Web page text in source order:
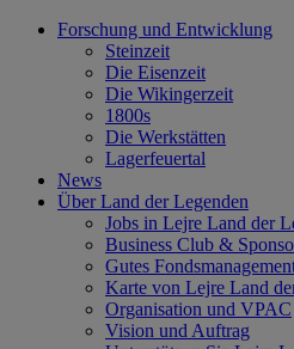
Skip
Forschung und Entwicklung
Steinzeit
Die Eisenzeit
Die Wikingerzeit
1800s
Die Werkstätten
Lagerfeuertal
News
Über Land der Legenden
Jobs in Lejre Land der
Business Club &
Gutes
Karte von Lejre Land
Organisation und VPAC
Vision und Auftrag